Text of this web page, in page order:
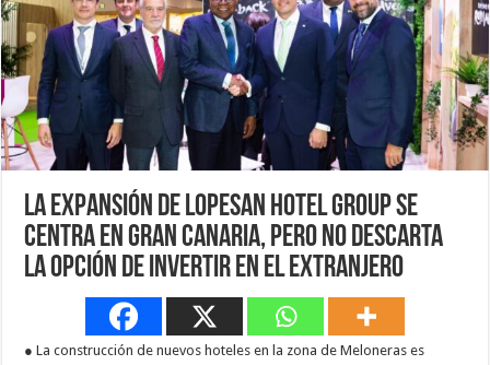
La expansión de Lopesan Hotel Group se
centra en Gran Canaria, pero no descarta
la opción de invertir en el extranjero
● La construcción de nuevos hoteles en la zona de Meloneras es